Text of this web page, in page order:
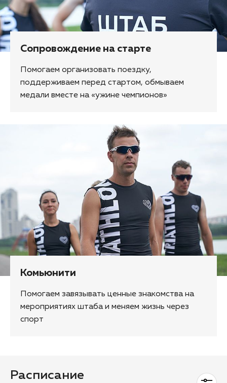
Сопровождение на старте
Помогаем организовать поездку,
поддерживаем перед стартом, обмываем
медали вместе на «ужине чемпионов»
Комьюнити
Помогаем завязывать ценные знакомства на
мероприятиях штаба и меняем жизнь через
спорт
Расписание